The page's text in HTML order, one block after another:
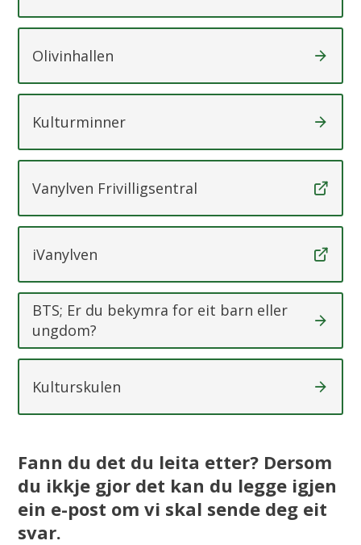
Olivinhallen
Kulturminner
Vanylven Frivilligsentral
iVanylven
BTS; Er du bekymra for eit barn eller
ungdom?
Kulturskulen
Fann du det du leita etter? Dersom
du ikkje gjor det kan du legge igjen
ein e-post om vi skal sende deg eit
svar.